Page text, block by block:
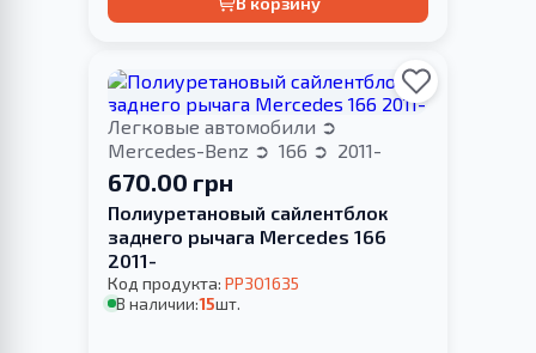
Легковые автомобили
Mercedes-Benz
166 2011-
670.00 грн
Полиуретановый сайлентблок
заднего рычага Merсedes 166
2011-
Код продукта: PP301635
В наличии:15шт.